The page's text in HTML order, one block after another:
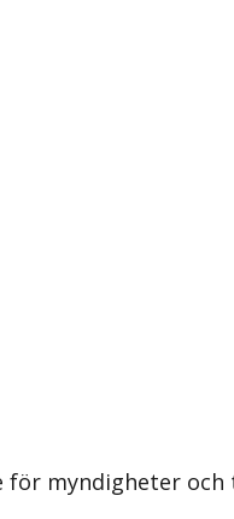
myndigheter